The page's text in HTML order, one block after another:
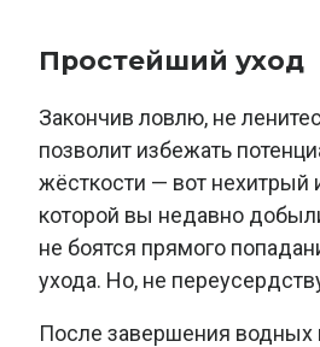
Простейший уход
Закончив ловлю, не
позволит избежать
жёсткости — вот нехитрый
которой вы недавно
не боятся прямого
ухода. Но, не
После завершения водных